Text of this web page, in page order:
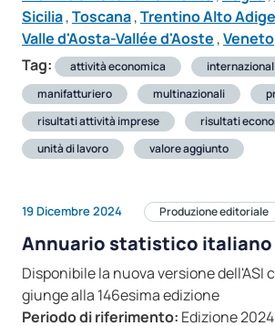
Sicilia,Toscana,Trentino Alto Adige
Valle d'Aosta-Vallée d'Aoste ,Veneto
Tag:
attività economica
manifatturiero
multinazionali
risultati attività imprese
risultati
unità di lavoro
valore aggiunto
19 Dicembre 2024 Produzione editoriale
Annuario statistico italiano
Disponibile la nuova versione dell'ASI
giunge alla 146esima edizione
Periodo di riferimento: Edizione 2024